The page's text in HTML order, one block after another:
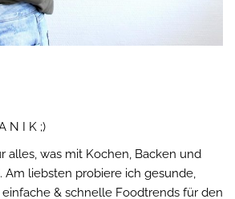
N I K ;)
alles, was mit Kochen, Backen und
Am liebsten probiere ich gesunde,
& schnelle Foodtrends für den